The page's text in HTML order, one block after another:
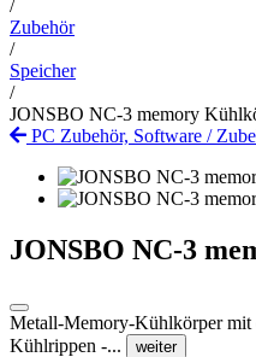
/
Zubehör
/
Speicher
/
JONSBO NC-3 memory
PC Zubehör, Software /
JONSBO NC-3
Metall-Memory-Kühlkörper mit
Kühlrippen -...
weiter